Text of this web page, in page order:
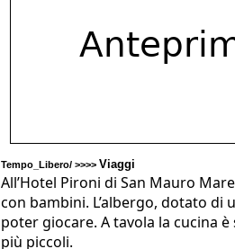
Tempo_Libero/ >>>> Viaggi
All’Hotel Pironi di San Mauro
con bambini. L’albergo, dotato di
poter giocare. A tavola la cucina
più piccoli.